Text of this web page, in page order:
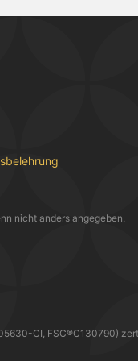
nicht anders angegeben.
CI, FSC®C130790)